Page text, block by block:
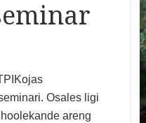
Osales ligi
areng